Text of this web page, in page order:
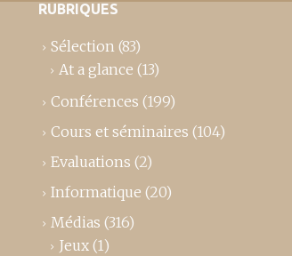
RUBRIQUES
Sélection (83)
At a glance (13)
Conférences (199)
Cours et séminaires (104)
Evaluations (2)
Informatique (20)
Médias (316)
Jeux (1)